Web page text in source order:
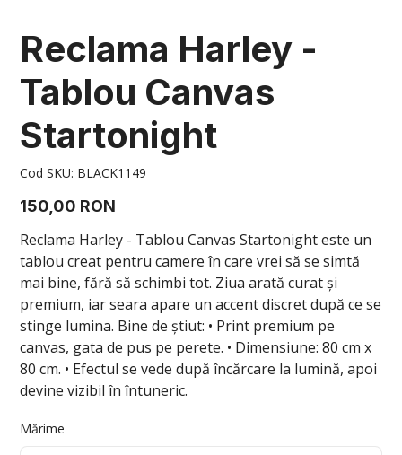
Reclama Harley -
Tablou Canvas
Startonight
Cod SKU: Cod
SKU
BLACK1149
Preț
150,00 RON
Reclama Harley - Tablou Canvas Startonight este un
tablou creat pentru camere în care vrei să se simtă
mai bine, fără să schimbi tot. Ziua arată curat și
premium, iar seara apare un accent discret după ce se
stinge lumina. Bine de știut: • Print premium pe
canvas, gata de pus pe perete. • Dimensiune: 80 cm x
80 cm. • Efectul se vede după încărcare la lumină, apoi
devine vizibil în întuneric.
Mărime